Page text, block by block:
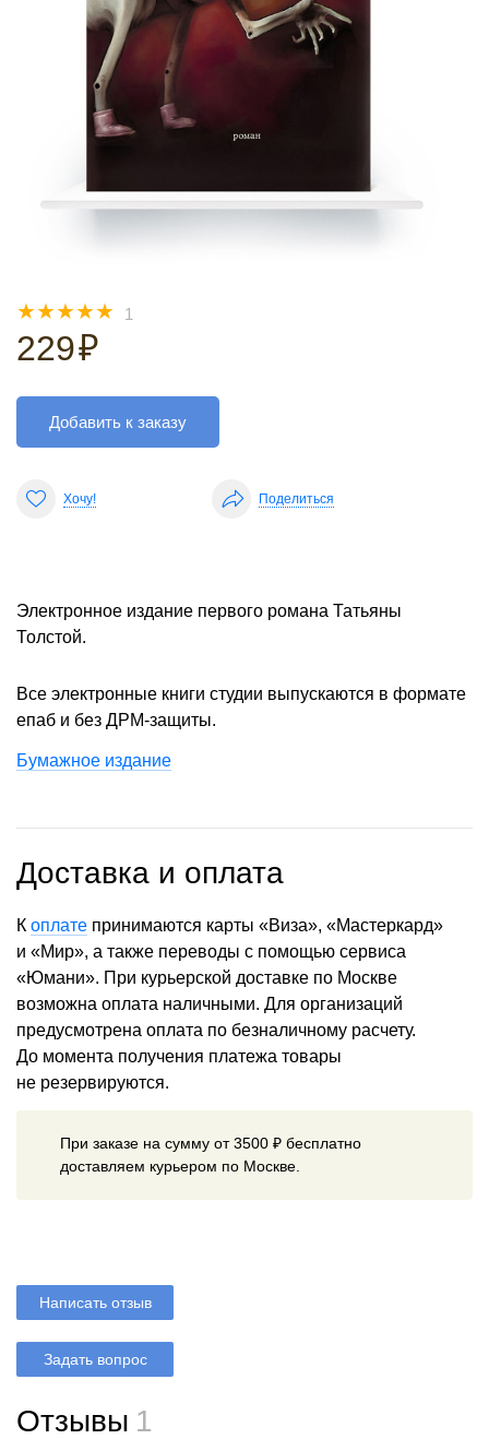
☆
☆
☆
☆
☆ 1
229₽
Добавить к заказу
Хочу! Поделиться
Электронное издание первого романа Татьяны
Толстой.
Все электронные книги студии выпускаются в формате
епаб и без ДРМ-защиты.
Бумажное издание
Доставка и оплата
К оплате принимаются карты «Виза», «Мастеркард»
и «Мир», а также переводы с помощью сервиса
«Юмани». При курьерской доставке по Москве
возможна оплата наличными. Для организаций
предусмотрена оплата по безналичному расчету.
До момента получения платежа товары
не резервируются.
При заказе на сумму от 3500 ₽ бесплатно
доставляем курьером по Москве.
Написать отзыв
Задать вопрос
Отзывы 1